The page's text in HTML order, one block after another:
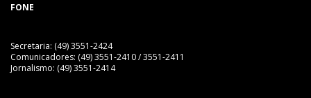
FONE
Secretaria: (49) 3551-2424
Comunicadores: (49) 3551-2410 / 3551-2411
Jornalismo: (49) 3551-2414